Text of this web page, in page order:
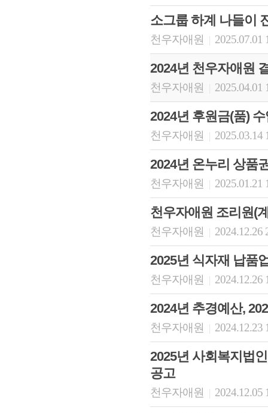
소그룹 하계 나들이
천우자애원 2025.07.01
2024년 천우자애원
천우자애원 2025.04.01
2024년 후원금(품)
천우자애원 2025.03.14
2024년 온누리 상품
천우자애원 2025.01.21
천우자애원 조리원(
천우자애원 2024.12.26
2025년 식자재 납품
천우자애원 2024.12.26
2024년 추경예산,
천우자애원 2024.12.23
2025년 사회복지법
공고
천우자애원 2024.12.05